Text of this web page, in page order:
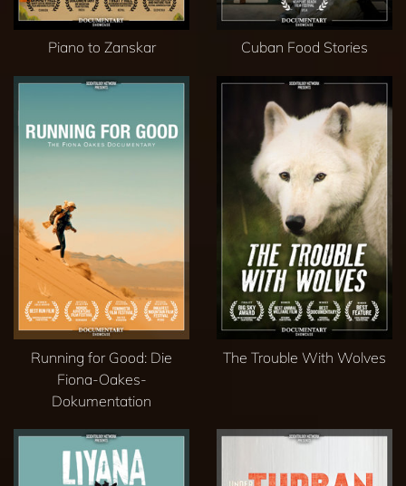
Piano to Zanskar Cuban Food Stories
Running for Good: Die
Fiona-Oakes-
Dokumentation
The Trouble With Wolves